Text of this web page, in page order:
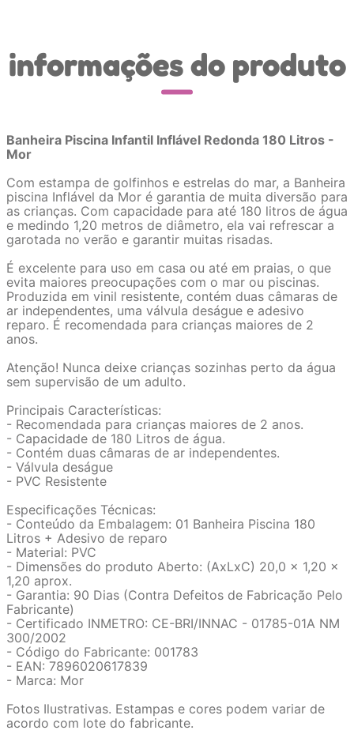
informações do produto
Banheira Piscina Infantil Inflável Redonda 180 Litros -
Mor
Com estampa de golfinhos e estrelas do mar, a Banheira
piscina Inflável da Mor é garantia de muita diversão para
as crianças. Com capacidade para até 180 litros de água
e medindo 1,20 metros de diâmetro, ela vai refrescar a
garotada no verão e garantir muitas risadas.
É excelente para uso em casa ou até em praias, o que
evita maiores preocupações com o mar ou piscinas.
Produzida em vinil resistente, contém duas câmaras de
ar independentes, uma válvula deságue e adesivo
reparo. É recomendada para crianças maiores de 2
anos.
Atenção! Nunca deixe crianças sozinhas perto da água
sem supervisão de um adulto.
Principais Características:
- Recomendada para crianças maiores de 2 anos.
- Capacidade de 180 Litros de água.
- Contém duas câmaras de ar independentes.
- Válvula deságue
- PVC Resistente
Especificações Técnicas:
- Conteúdo da Embalagem: 01 Banheira Piscina 180
Litros + Adesivo de reparo
- Material: PVC
- Dimensões do produto Aberto: (AxLxC) 20,0 x 1,20 x
1,20 aprox.
- Garantia: 90 Dias (Contra Defeitos de Fabricação Pelo
Fabricante)
- Certificado INMETRO: CE-BRI/INNAC - 01785-01A NM
300/2002
- Código do Fabricante: 001783
- EAN: 7896020617839
- Marca: Mor
Fotos Ilustrativas. Estampas e cores podem variar de
acordo com lote do fabricante.